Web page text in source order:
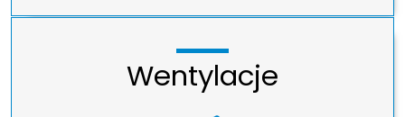
Wentylacje